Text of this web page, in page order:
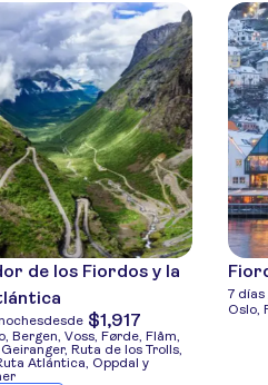
de los Fiordos y la
desde $1,917
Bergen, Voss, Førde, Flåm,
Ruta de los Trolls,
Atlántica, Oppdal y
7
Oslo,